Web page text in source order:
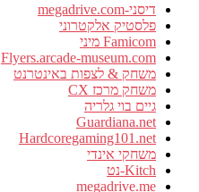
דיסני-megadrive.com
פלסטיק אלקטרוני
Famicom מיני
Flyers.arcade-museum.com
משחק & לצפות באינטרנט
משחק מרכז CX
גיים בוי גלריה
Guardiana.net
Hardcoregaming101.net
משחקי אינדי
Kitch-נט
megadrive.me